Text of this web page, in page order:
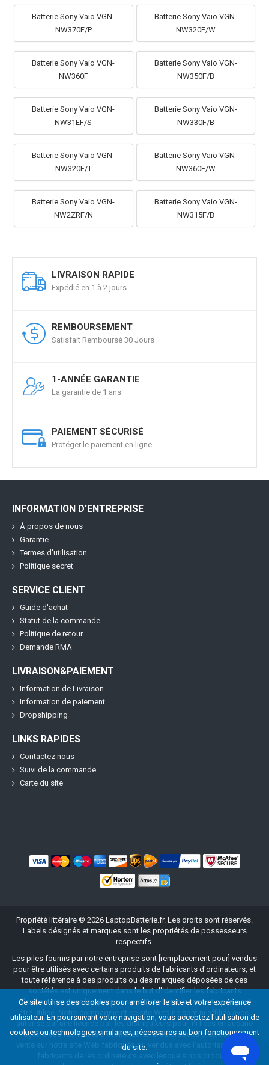
Batterie Sony Vaio VGN-
NW370F/P
Batterie Sony Vaio VGN-
NW320F/W
Batterie Sony Vaio VGN-
NW360F
Batterie Sony Vaio VGN-
NW350F/B
Batterie Sony Vaio VGN-
NW31EF/S
Batterie Sony Vaio VGN-
NW330F/B
Batterie Sony Vaio VGN-
NW320F/T
Batterie Sony Vaio VGN-
NW360F/W
Batterie Sony Vaio VGN-
NW2ZRF/N
Batterie Sony Vaio VGN-
NW315F/B
LIVRAISON RAPIDE
Expédié en 1 à 2 jours
REMBOURSEMENT
Satisfait Remboursé 30 Jours
1-ANNÉE GARANTIE
La garantie de 1 ans
PAIEMENT SÉCURISÉ
Protéger le paiement en ligne
INFORMATION D'ENTREPRISE
À propos de nous
Garantie
Termes d'utilisation
Politique secret
SERVICE CLIENT
Guide d'achat
Statut de la commande
Politique de retour
Demande RMA
LIVRAISON&PAIEMENT
Information de Livraison
Information de paiement
Dropshipping
LINKS RAPIDES
Contactez nous
Suivi de la commande
Carte du site
Propriété littéraire © 2026 LaptopBatterie.fr. Les droits sont réservés.
Labels désignés et marques sont les propriétés de possesseurs
respectifs.
Les piles fournis par notre entreprise sont [remplacement pour] vendus
pour être utilisés avec certains produits de fabricants d'ordinateurs, et
toute référence à des produits ou des marques déposées de ces
sociétés est uniquement dans le but d'identifier les fabricants
d'ordinateurs avec lesquels nos produits [remplacement pour] peut
être utilisé. Notre compagnie et ce site Web ne sont ni affiliés avec,
autorisé par une licence par, les distributeurs pour, ni liées en aucune
façon à ces fabricants d'ordinateurs, ni les produits proposés à la
vente sur notre site Web fabriqués ou vendus avec l'autorisation des
fabricants de les ordinateurs avec lesquels nos produits
Ce site utilise des cookies pour améliorer le site et votre expérience
utilisateur. En poursuivant votre navigation, vous acceptez l'utilisation de
cookies ou technologies similaires, nécessaires au bon fonctionnement
du site.